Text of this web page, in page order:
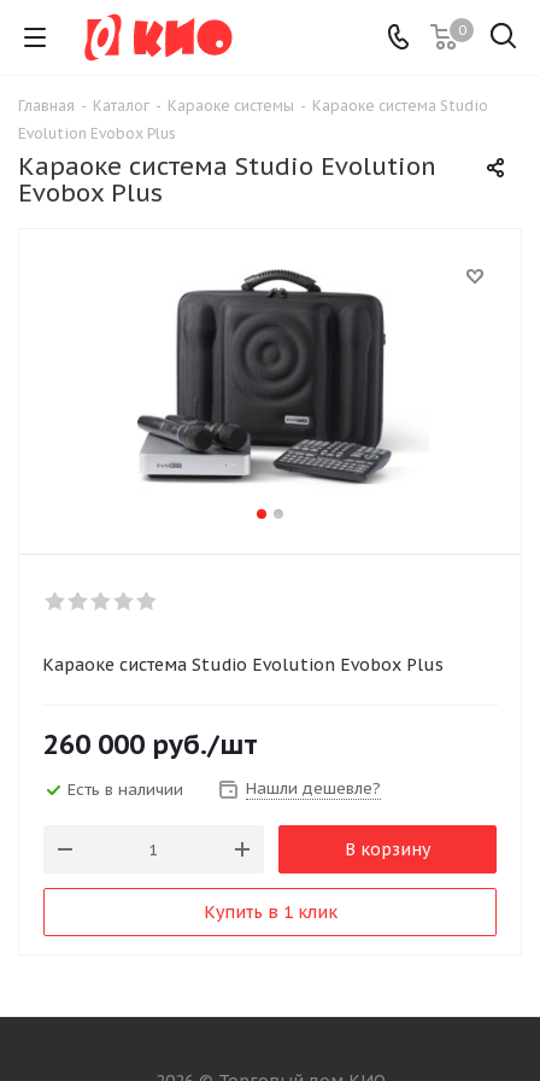
0
Главная - Каталог - Караоке системы - Караоке система Studio
Evolution Evobox Plus
Караоке система Studio Evolution
Evobox Plus
Караоке система Studio Evolution Evobox Plus
260 000 руб./шт
Есть в наличии Нашли дешевле?
В корзину
Купить в 1 клик